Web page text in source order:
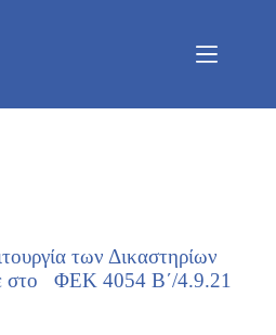
των Δικαστηρίων
στο ΦΕΚ 4054 Β΄/4.9.21